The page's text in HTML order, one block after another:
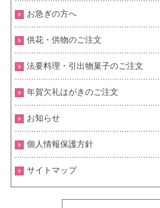
お急ぎの方へ
供花・供物のご注文
法要料理・引出物菓子のご注文
年賀欠礼はがきのご注文
お知らせ
個人情報保護方針
サイトマップ